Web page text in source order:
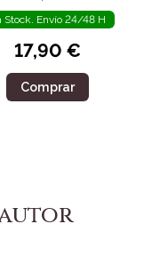
Stock. Envío 24/48 H
17,90 €
Comprar